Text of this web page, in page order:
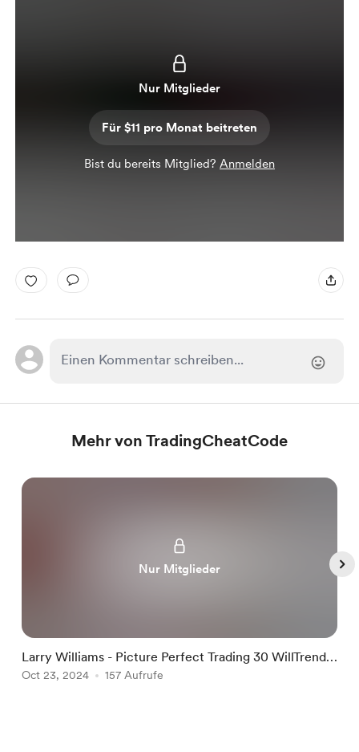
Nur Mitglieder
Für $11 pro Monat beitreten
Bist du bereits Mitglied? Anmelden
Mehr von TradingCheatCode
Nur Mitglieder
Larry Williams - Picture Perfect Trading 30 WillTrend
and Target Shooter
Oct 23, 2024 157 Aufrufe